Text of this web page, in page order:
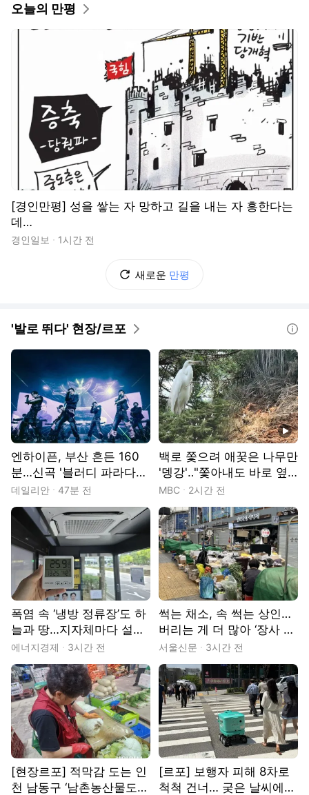
오늘의 만평
[경인만평] 성을 쌓는 자 망하고 길을 내는 자 흥한다는
데…
경인일보 1시간 전
새로운 만평
'발로 뛰다' 현장/르포
엔하이픈, 부산 흔든 160
분…신곡 '블러디 파라다이
스'로 이어간 피의 서사[현
장]
데일리안 47분 전
백로 쫓으려 애꿎은 나무만
'뎅강'‥"쫓아내도 바로 옆
인데‥"
MBC 2시간 전
폭염 속 ‘냉방 정류장’도 하
늘과 땅…지자체마다 설치
제각각, 관리는 사각지대
[현장]
에너지경제 3시간 전
썩는 채소, 속 썩는 상인…
버리는 게 더 많아 ‘장사 포
기’
서울신문 3시간 전
[현장르포] 적막감 도는 인
천 남동구 ‘남촌농산물도매
[르포] 보행자 피해 8차로
척척 건너… 궂은 날씨에도